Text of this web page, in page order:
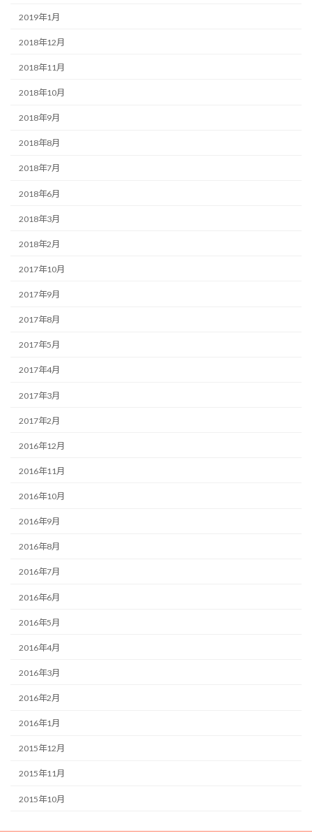
2019年1月
2018年12月
2018年11月
2018年10月
2018年9月
2018年8月
2018年7月
2018年6月
2018年3月
2018年2月
2017年10月
2017年9月
2017年8月
2017年5月
2017年4月
2017年3月
2017年2月
2016年12月
2016年11月
2016年10月
2016年9月
2016年8月
2016年7月
2016年6月
2016年5月
2016年4月
2016年3月
2016年2月
2016年1月
2015年12月
2015年11月
2015年10月